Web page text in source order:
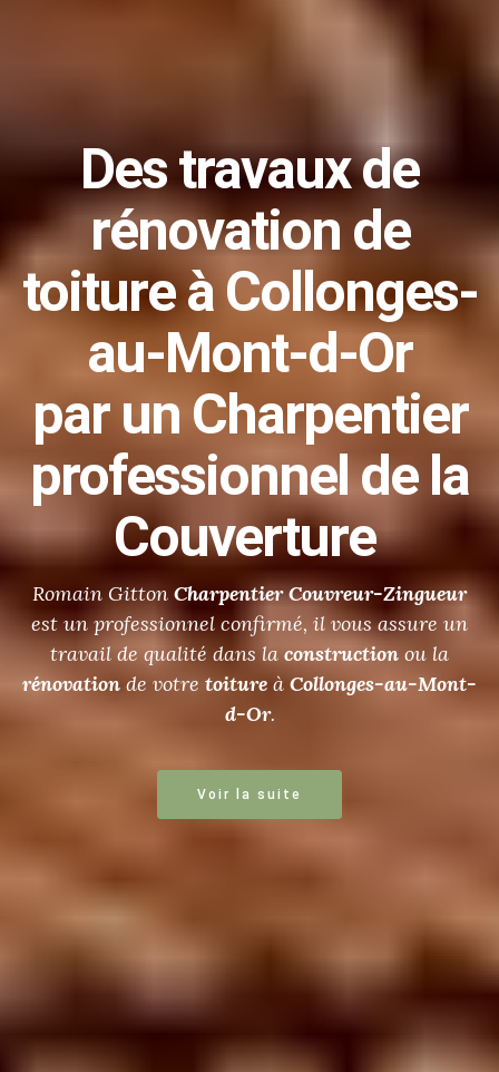
Destravaux de
rénovation de
toitureà Collonges-
au-Mont-d-Or
par un Charpentier
professionnel de la
Couverture
Romain Gitton Charpentier Couvreur-Zingueur
est un professionnel confirmé, il vous assure un
travail de qualité dans la construction ou la
rénovation de votre toiture à Collonges-au-Mont-
d-Or.
Voir la suite